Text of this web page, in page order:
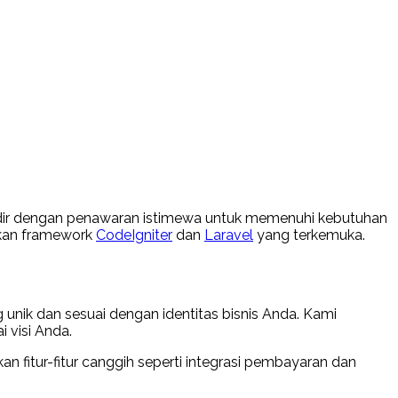
dengan penawaran istimewa untuk memenuhi kebutuhan
framework CodeIgniter dan Laravel yang terkemuka.
dan sesuai dengan identitas bisnis Anda. Kami
visi Anda.
fitur-fitur canggih seperti integrasi pembayaran dan